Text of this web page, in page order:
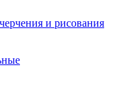
и рисования